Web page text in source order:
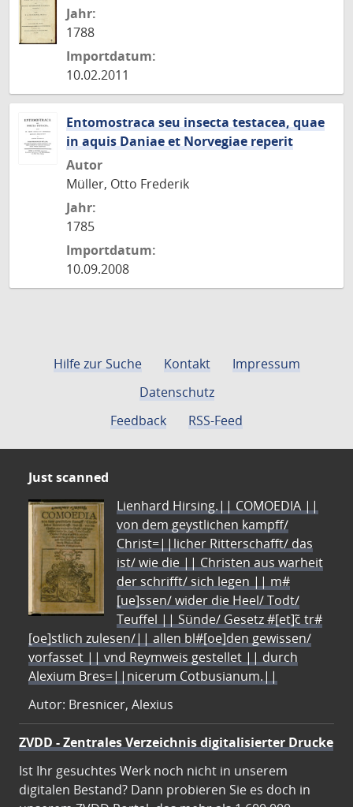
Jahr:
1788
Importdatum:
10.02.2011
Entomostraca seu insecta testacea, quae
in aquis Daniae et Norvegiae reperit
Autor
Müller, Otto Frederik
Jahr:
1785
Importdatum:
10.09.2008
Hilfe zur Suche Kontakt
Impressum
Datenschutz
Feedback
RSS-Feed
Just scanned
Lienhard Hirsing.|| COMOEDIA ||
von dem geystlichen kampff/
Christ=||licher Ritterschafft/ das
ist/ wie die || Christen aus warheit
der schrifft/ sich legen || m#
[ue]ssen/ wider die Heel/ Todt/
Teuffel || Sünde/ Gesetz #[et]c̃ tr#
[oe]stlich zulesen/|| allen bl#[oe]den gewissen/
vorfasset || vnd Reymweis gestellet || durch
Alexium Bres=||nicerum Cotbusianum.||
Autor: Bresnicer, Alexius
ZVDD - Zentrales Verzeichnis digitalisierter Drucke
Ist Ihr gesuchtes Werk noch nicht in unserem
digitalen Bestand? Dann probieren Sie es doch in